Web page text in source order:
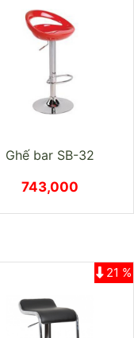
Ghế bar SB-32
743,000
21 %